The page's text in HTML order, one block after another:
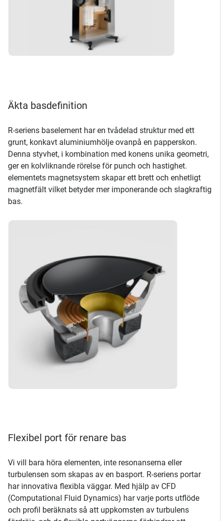
Äkta basdefinition
R-seriens baselement har en tvådelad struktur med ett
grunt, konkavt aluminiumhölje ovanpå en papperskon.
Denna styvhet, i kombination med konens unika geometri,
ger en kolvliknande rörelse för punch och hastighet.
elementets magnetsystem skapar ett brett och enhetligt
magnetfält vilket betyder mer imponerande och slagkraftig
bas.
Flexibel port för renare bas
Vi vill bara höra elementen, inte resonanserna eller
turbulensen som skapas av en basport. R-seriens portar
har innovativa flexibla väggar. Med hjälp av CFD
(Computational Fluid Dynamics) har varje ports utflöde
och profil beräknats så att uppkomsten av turbulens